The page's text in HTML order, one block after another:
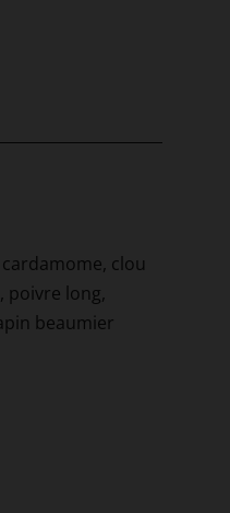
clou
poivre long,
beaumier